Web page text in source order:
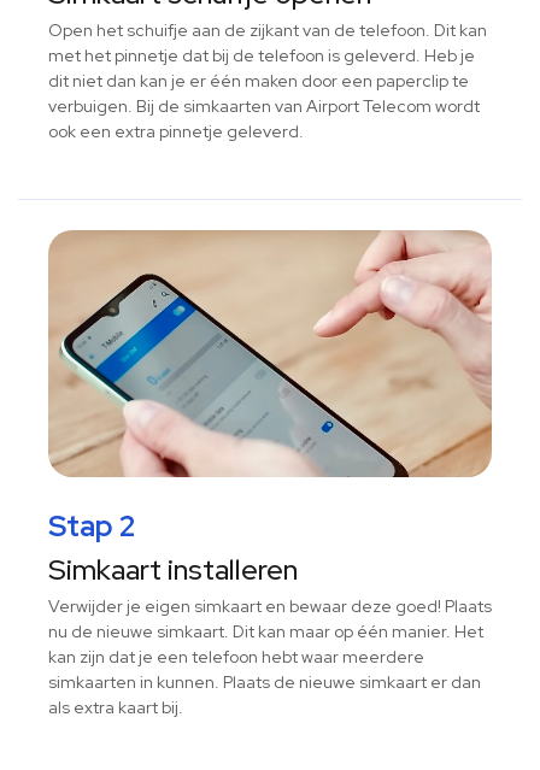
Open het schuifje aan de zijkant van de telefoon. Dit kan
met het pinnetje dat bij de telefoon is geleverd. Heb je
dit niet dan kan je er één maken door een paperclip te
verbuigen. Bij de simkaarten van Airport Telecom wordt
ook een extra pinnetje geleverd.
Stap 2
Simkaart installeren
Verwijder je eigen simkaart en bewaar deze goed! Plaats
nu de nieuwe simkaart. Dit kan maar op één manier. Het
kan zijn dat je een telefoon hebt waar meerdere
simkaarten in kunnen. Plaats de nieuwe simkaart er dan
als extra kaart bij.